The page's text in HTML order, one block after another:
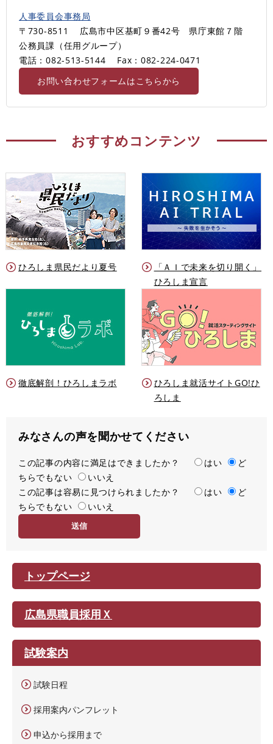
人事委員会事務局
〒730-8511
広島市中区基町９番42号 県庁東館７階
公務員課（任用グループ）
電話：082-513-5144
Fax：082-224-0471
お問い合わせフォームはこちらから
おすすめコンテンツ
ひろしま県民だより夏号
「ＡＩで未来を切り開く」
ひろしま宣言
徹底解剖！ひろしまラボ
ひろしま就活サイトGO!ひ
ろしま
みなさんの声を聞かせてください
満
足
度
この記事の内容に満足はできましたか？ はい
ど
ちらでもない
いいえ
容
易
この記事は容易に見つけられましたか？ はい
ど
ちらでもない
いいえ
トップページ
広島県職員採用Ｘ
試験案内
試験日程
採用案内パンフレット
申込から採用まで